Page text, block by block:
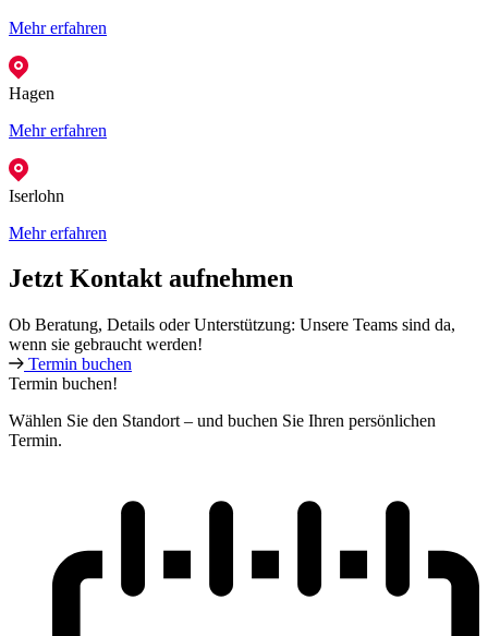
Mehr erfahren
Hagen
Mehr erfahren
Iserlohn
Mehr erfahren
Jetzt Kontakt aufnehmen
Ob Beratung, Details oder Unterstützung: Unsere Teams sind da,
wenn sie gebraucht werden!
Termin buchen
Termin buchen!
Wählen Sie den Standort – und buchen Sie Ihren persönlichen
Termin.